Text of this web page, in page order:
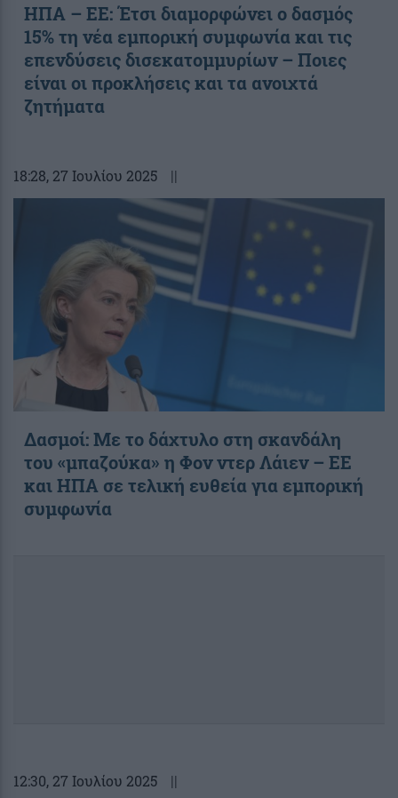
ΗΠΑ – ΕΕ: Έτσι διαμορφώνει ο δασμός
15% τη νέα εμπορική συμφωνία και τις
επενδύσεις δισεκατομμυρίων – Ποιες
είναι οι προκλήσεις και τα ανοιχτά
ζητήματα
18:28, 27 Ιουλίου 2025 ||
Δασμοί: Με το δάχτυλο στη σκανδάλη
του «μπαζούκα» η Φον ντερ Λάιεν – ΕΕ
και ΗΠΑ σε τελική ευθεία για εμπορική
συμφωνία
12:30, 27 Ιουλίου 2025 ||